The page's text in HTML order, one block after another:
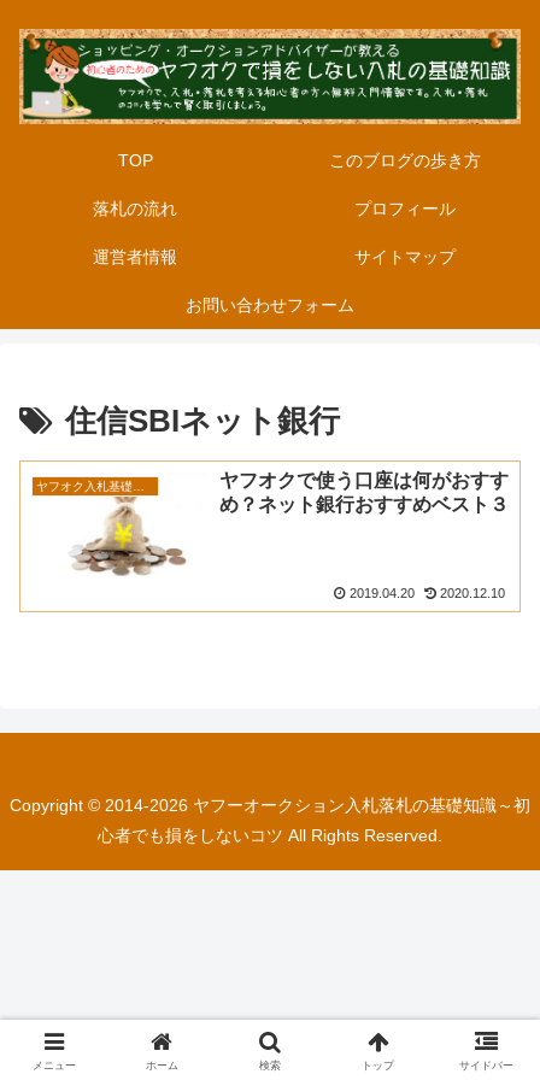
TOP このブログの歩き方
落札の流れ プロフィール
運営者情報 サイトマップ
お問い合わせフォーム
住信SBIネット銀行
ヤフオク入札基礎知識
ヤフオクで使う口座は何がおすす
め？ネット銀行おすすめベスト３
2019.04.20 2020.12.10
Copyright © 2014-2026 ヤフーオークション入札落札の基礎知識～初
心者でも損をしないコツ All Rights Reserved.
メニュー ホーム 検索 トップ サイドバー